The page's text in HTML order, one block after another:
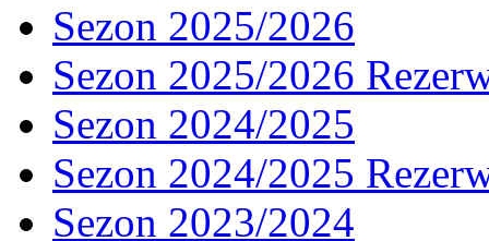
Sezon 2025/2026
Sezon 2025/2026
Sezon 2024/2025
Sezon 2024/2025
Sezon 2023/2024